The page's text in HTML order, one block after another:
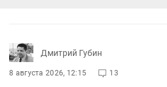
Дмитрий Губин
8 августа 2026, 12:15 13